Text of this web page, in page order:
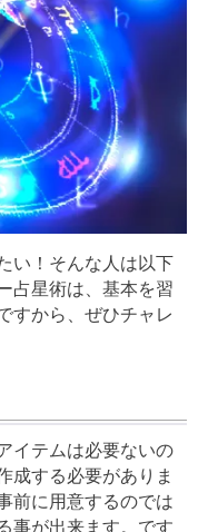
い！そんな人は以下
占星術は、基本を習
すから、ぜひチャレ
イテムは必要ないの
成する必要がありま
前に用意するのでは
事が出来ます。です